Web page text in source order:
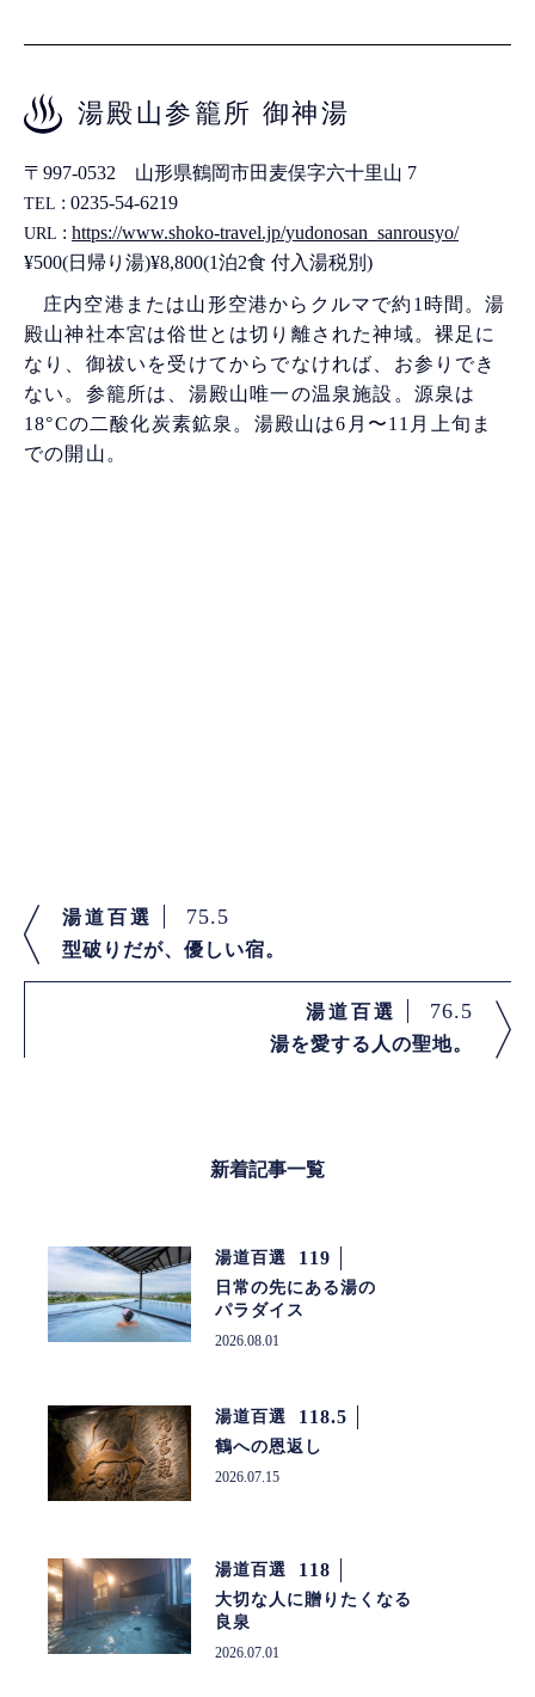
湯殿山参籠所 御神湯
〒997-0532 山形県鶴岡市田麦俣字六十里山 7
TEL : 0235-54-6219
URL : https://www.shoko-travel.jp/yudonosan_sanrousyo/
¥500(日帰り湯)¥8,800(1泊2食 付入湯税別)
庄内空港または山形空港からクルマで約1時間。湯
殿山神社本宮は俗世とは切り離された神域。裸足に
なり、御祓いを受けてからでなければ、お参りでき
ない。参籠所は、湯殿山唯一の温泉施設。源泉は
18°Cの二酸化炭素鉱泉。湯殿山は6月〜11月上旬ま
での開山。
湯道百選 75.5
型破りだが、優しい宿。
湯道百選 76.5
湯を愛する人の聖地。
新着記事一覧
湯道百選 119
日常の先にある湯の
パラダイス
2026.08.01
湯道百選 118.5
鶴への恩返し
2026.07.15
湯道百選 118
大切な人に贈りたくなる
良泉
2026.07.01